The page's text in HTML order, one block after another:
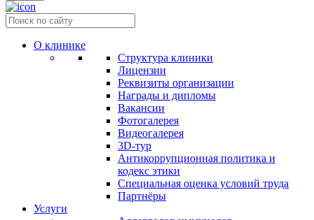
О клинике
Структура клиники
Лицензии
Реквизиты организации
Награды и дипломы
Вакансии
Фотогалерея
Видеогалерея
3D-тур
Антикоррупционная политика и
кодекс этики
Специальная оценка условий труда
Партнёры
Услуги